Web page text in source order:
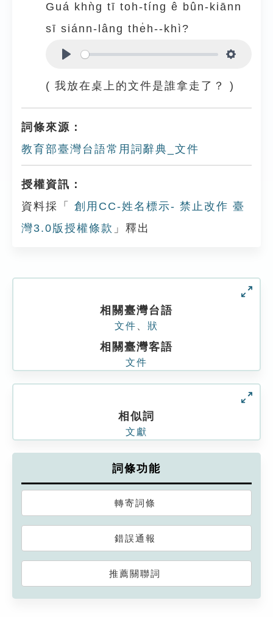
Guá khǹg tī toh-tíng ê bûn-kiānn
sī siánn-lâng the̍h--khì?
( 我放在桌上的文件是誰拿走了？ )
詞條來源：
教育部臺灣台語常用詞辭典_文件
授權資訊：
資料採「
創用CC-姓名標示- 禁止改作 臺
灣3.0版授權條款 」釋出
相關臺灣台語
文件 狀
相關臺灣客語
文件
相似詞
文獻
詞條功能
轉寄詞條
錯誤通報
推薦關聯詞